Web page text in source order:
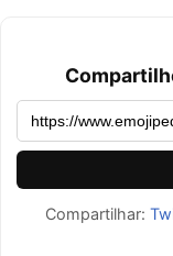
Compartilhar: